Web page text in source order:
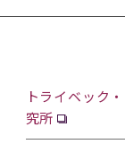
トライベック
究所